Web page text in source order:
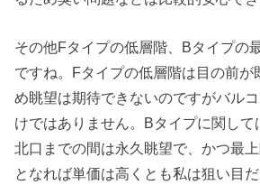
その他Fタイプの低層階、Bタイプの
ですね。Fタイプの低層階は目の前が
め眺望は期待できないのですがバル
けではありません。Bタイプに関して
北口までの間は永久眺望で、かつ最
となれば単価は高くとも私は狙い目だ